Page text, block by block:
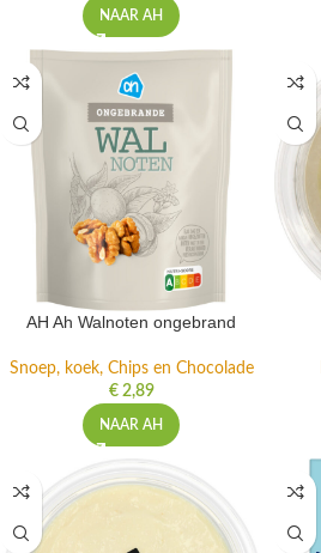
NAAR AH
AH Ah Walnoten ongebrand
Snoep, koek, Chips en Chocolade
€2,89
NAAR AH